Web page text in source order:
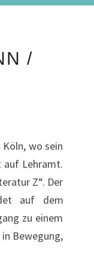
/
wo sein
auf Lehramt.
Z“. Der
auf dem
zu einem
Bewegung,